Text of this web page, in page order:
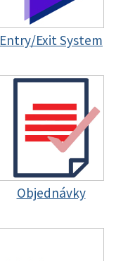
Entry/Exit System
Objednávky